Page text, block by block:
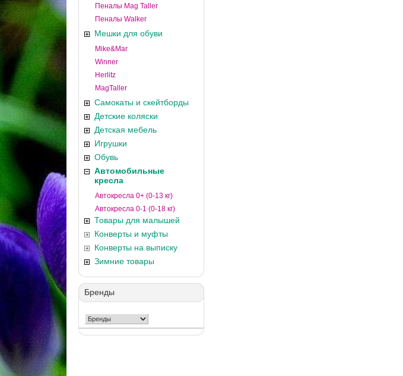
Пеналы Mag Taller
Пеналы Walker
Мешки для обуви
Mike&Mar
Winner
Herlitz
MagTaller
Самокаты и скейтборды
Детские коляски
Детская мебель
Игрушки
Обувь
Автомобильные
кресла
Автокресла 0+ (0-13 кг)
Автокресла 0-1 (0-18 кг)
Товары для малышей
Конверты и муфты
Конверты на выписку
Зимние товары
Бренды